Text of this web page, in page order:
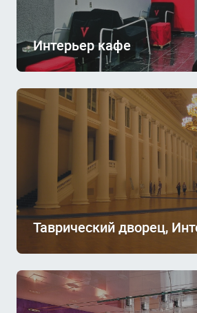
Интерьер кафе
Таврический дворец,